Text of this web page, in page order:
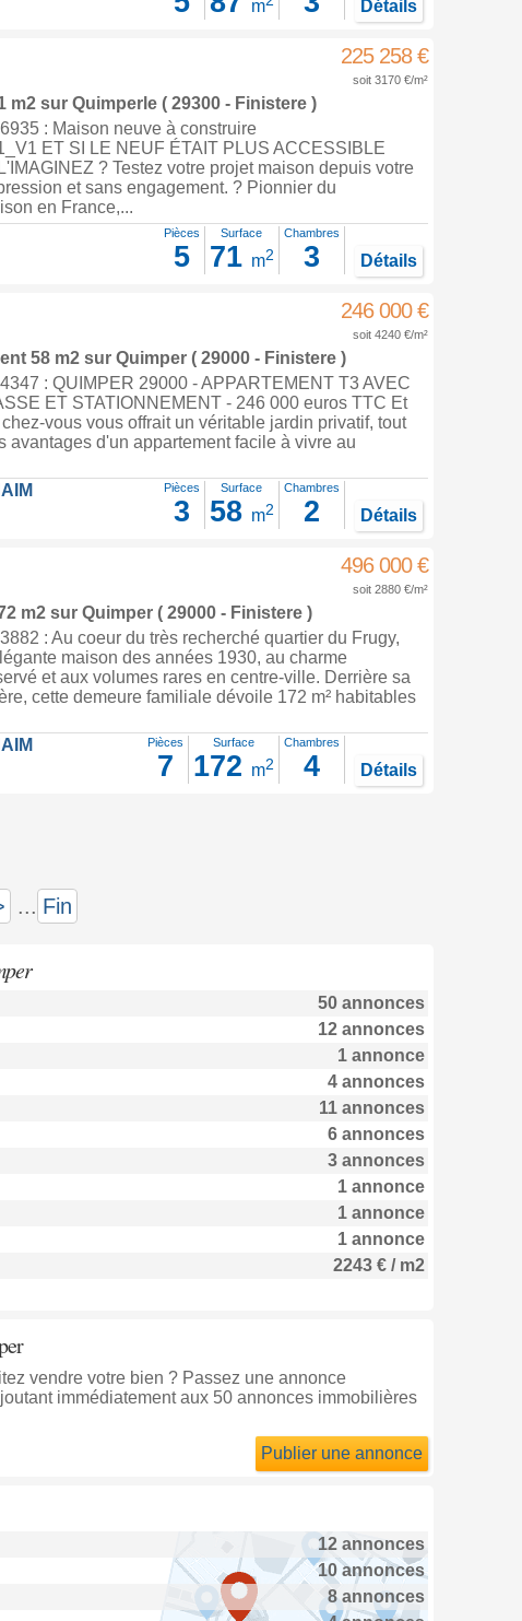
m Détails
225 258 €
soit 3170 €/m²
m2 sur Quimperle( 29300 - Finistere )
: Maison neuve à construire
ET SI LE NEUF ÉTAIT PLUS ACCESSIBLE
? Testez votre projet maison depuis votre
et sans engagement. ? Pionnier du
en France,...
Pièces
5
Surface
71 m2
Chambres
3 Détails
246 000 €
soit 4240 €/m²
58 m2 sur Quimper( 29000 - Finistere )
: QUIMPER 29000 - APPARTEMENT T3 AVEC
ET STATIONNEMENT - 246 000 euros TTC Et
vous vous offrait un véritable jardin privatif, tout
avantages d'un appartement facile à vivre au
Pièces
3
Surface
58 m2
Chambres
2 Détails
496 000 €
soit 2880 €/m²
m2 sur Quimper( 29000 - Finistere )
: Au coeur du très recherché quartier du Frugy,
maison des années 1930, au charme
et aux volumes rares en centre-ville. Derrière sa
cette demeure familiale dévoile 172 m² habitables
Pièces
7
Surface
172 m2
Chambres
4 Détails
... Fin
50 annonces
12 annonces
1 annonce
4 annonces
11 annonces
6 annonces
3 annonces
1 annonce
1 annonce
1 annonce
2243 € / m2
vendre votre bien ? Passez une annonce
immédiatement aux 50 annonces immobilières
Publier une annonce
12 annonces
10 annonces
8 annonces